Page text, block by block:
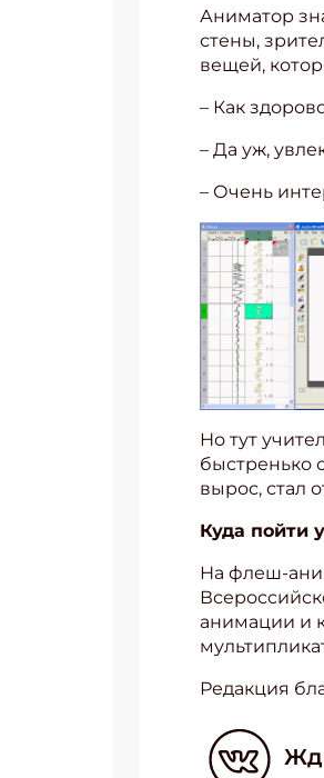
Аниматор
стены,
вещей,
– Как
– Да уж,
– Очень
Но тут
быстренько
вырос, стал
Куда пойти
На флеш-
анимации и
Редакция